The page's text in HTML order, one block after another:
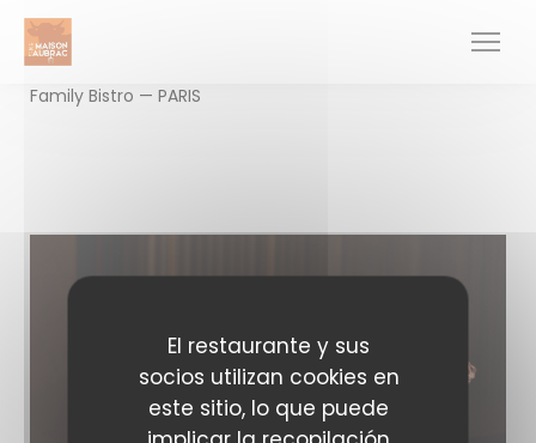
Personalización de sus opciones de cookies
El restaurante y sus
socios utilizan cookies en
este sitio, lo que puede
Family Bistro — PARIS